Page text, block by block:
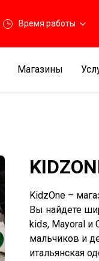
Время работы
Магазины
KidzOne –
Вы найдете
kids, Mayoral и
мальчиков и
итальянская